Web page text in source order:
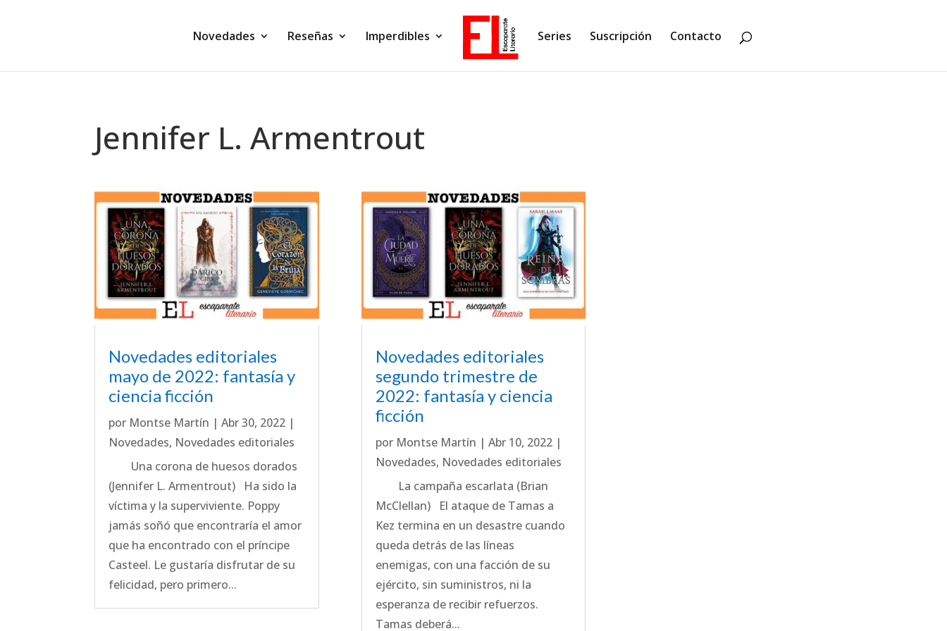
Novedades Reseñas Imperdibles Series Suscripción Contacto
Jennifer L. Armentrout
Novedades editoriales
mayo de 2022: fantasía y
ciencia ficción
por Montse Martín |Abr 30, 2022 |
Novedades, Novedades editoriales
Una corona de huesos dorados
(Jennifer L. Armentrout) Ha sido la
víctima y la superviviente. Poppy
jamás soñó que encontraría el amor
que ha encontrado con el príncipe
Casteel. Le gustaría disfrutar de su
felicidad, pero primero...
Novedades editoriales
segundo trimestre de
2022: fantasía y ciencia
ficción
por Montse Martín | Abr 10, 2022|
Novedades, Novedades editoriales
La campaña escarlata (Brian
McClellan) El ataque de Tamas a
Kez termina en un desastre cuando
queda detrás de las líneas
enemigas, con una facción de su
ejército, sin suministros, ni la
esperanza de recibir refuerzos.
Tamas deberá...